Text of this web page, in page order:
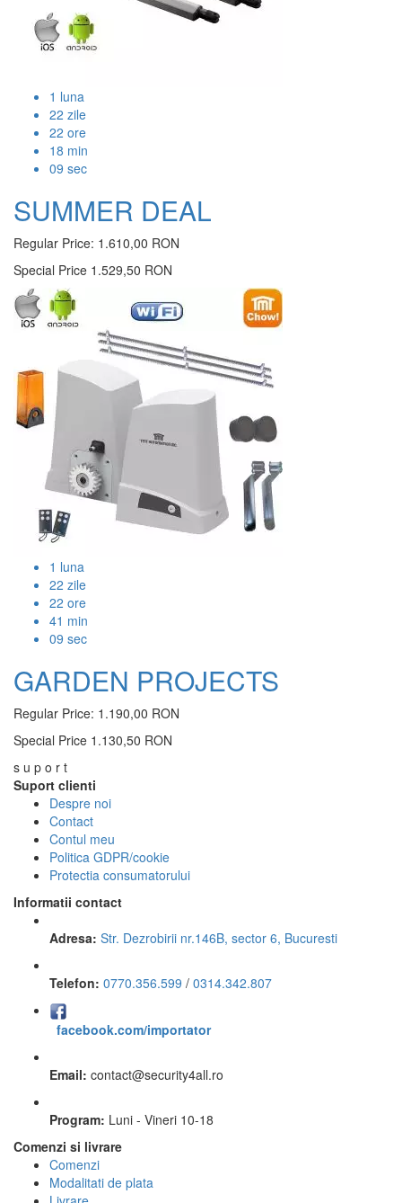
1 luna
22 zile
22 ore
18 min
09 sec
SUMMER DEAL
Regular Price: 1.610,00 RON
Special Price 1.529,50 RON
1 luna
22 zile
22 ore
41 min
09 sec
GARDEN PROJECTS
Regular Price: 1.190,00 RON
Special Price 1.130,50 RON
s u p o r t
Suport clienti
Despre noi
Contact
Contul meu
Politica GDPR/cookie
Protectia consumatorului
Informatii contact
Adresa: Str. Dezrobirii nr.146B, sector 6, Bucuresti
Telefon: 0770.356.599 / 0314.342.807
facebook.com/importator
Email: contact@security4all.ro
Program: Luni - Vineri 10-18
Comenzi si livrare
Comenzi
Modalitati de plata